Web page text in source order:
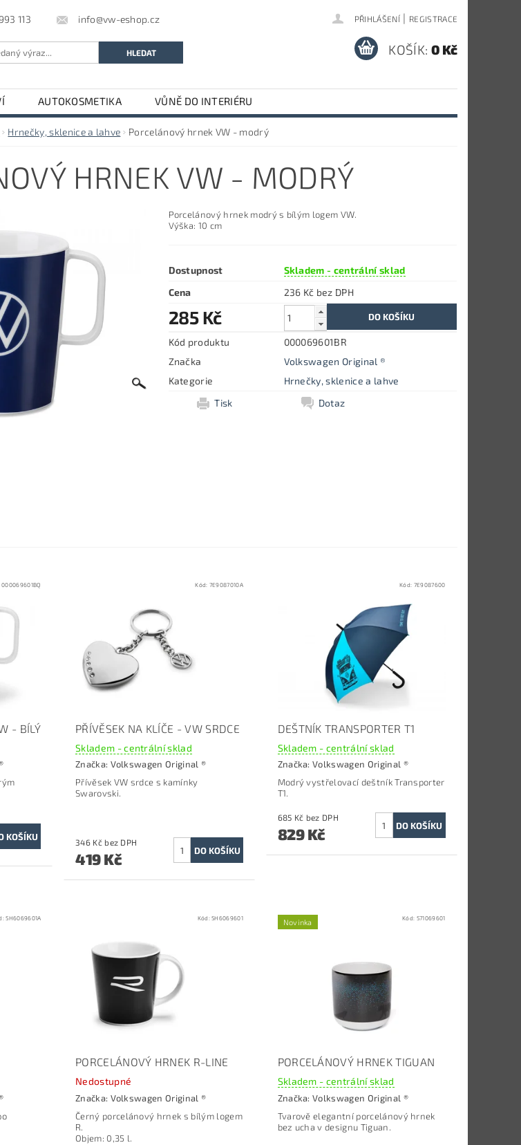
113 info@vw-eshop.cz PŘIHLÁŠENÍ | REGISTRACE
KOŠÍK: 0 Kč
AUTOKOSMETIKA
VŮNĚ DO INTERIÉRU
Hrnečky, sklenice a lahve Porcelánový hrnek VW - modrý
HRNEK VW - MODRÝ
Porcelánový hrnek modrý s bílým logem VW.
Výška: 10 cm
Dostupnost
Skladem - centrální sklad
Cena
236 Kč bez DPH
285 Kč
Kód produktu
000069601BR
Značka
Volkswagen Original ®
Kategorie
Hrnečky, sklenice a lahve
Tisk
Dotaz
000069601BQ
- BÍLÝ
Kód: 7E9087010A
PŘÍVĚSEK NA KLÍČE - VW SRDCE
Skladem - centrální sklad
Značka: Volkswagen Original ®
Přívěsek VW srdce s kamínky
Swarovski.
346 Kč bez DPH
419 Kč
Kód: 7E9087600
DEŠTNÍK TRANSPORTER T1
Skladem - centrální sklad
Značka:Volkswagen Original ®
Modrý vystřelovací deštník Transporter
T1.
685 Kč bez DPH
829 Kč
5H6069601A Kód:5H6069601
PORCELÁNOVÝ HRNEK R-LINE
Nedostupné
Značka: Volkswagen Original ®
Černý porcelánový hrnek s bílým logem
R.
Objem: 0,35 l.
Novinka Kód: 571069601
PORCELÁNOVÝ HRNEK TIGUAN
Skladem - centrální sklad
Značka:Volkswagen Original ®
Tvarově elegantní porcelánový hrnek
bez ucha v designu Tiguan.